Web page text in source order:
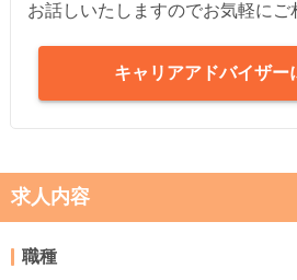
お話しいたしますのでお気軽にご
キャリアアドバイザー
求人内容
職種